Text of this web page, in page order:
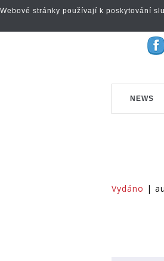
NEWS
Vydáno |
Webové stránky používají k poskytování